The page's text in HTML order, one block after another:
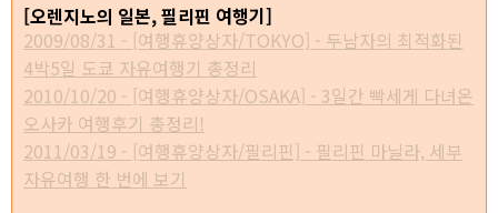
[오렌지노의 일본, 필리핀 여행기]
2009/08/31 - [여행휴양상자/TOKYO] - 두남자의 최적화된
4박5일 도쿄 자유여행기 총정리
2010/10/20 - [여행휴양상자/OSAKA] - 3일간 빡세게 다녀온
오사카 여행후기 총정리!
2011/03/19 - [여행휴양상자/필리핀] - 필리핀 마닐라, 세부
자유여행 한 번에 보기